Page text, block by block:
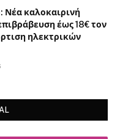
Νέα καλοκαιρινή
έως 18€ τον
ηλεκτρικών